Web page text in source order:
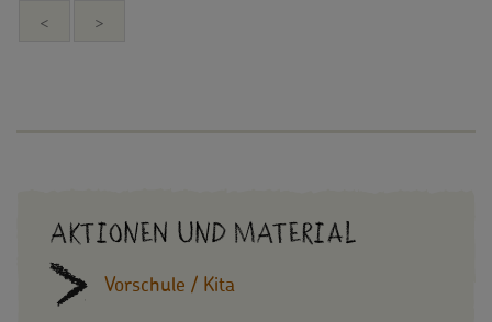
< >
Aktionen und Material
Vorschule / Kita